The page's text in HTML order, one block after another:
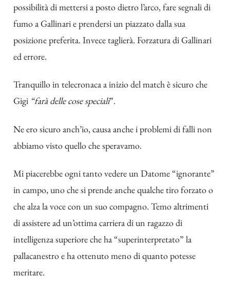
possibilità di mettersi a posto dietro l’arco, fare segnali di
fumo a Gallinari e prendersi un piazzato dalla sua
posizione preferita. Invece taglierà. Forzatura di Gallinari
ed errore.
Tranquillo in telecronaca a inizio del match è sicuro che
Gigi “farà delle cose speciali”.
Ne ero sicuro anch’io, causa anche i problemi di falli non
abbiamo visto quello che speravamo.
Mi piacerebbe ogni tanto vedere un Datome “ignorante”
in campo, uno che si prende anche qualche tiro forzato o
che alza la voce con un suo compagno. Temo altrimenti
di assistere ad un’ottima carriera di un ragazzo di
intelligenza superiore che ha “superinterpretato” la
pallacanestro e ha ottenuto meno di quanto potesse
meritare.